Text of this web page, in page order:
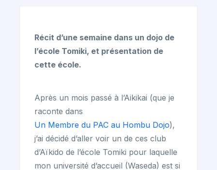
Récit d’une semaine dans un dojo de
l’école Tomiki, et présentation de
cette école.
Après un mois passé à l’Aikikai (que je
raconte dans
Un Membre du PAC au Hombu Dojo),
j’ai décidé d’aller voir un de ces club
d’Aïkido de l’école Tomiki pour laquelle
mon université d’accueil (Waseda) est si